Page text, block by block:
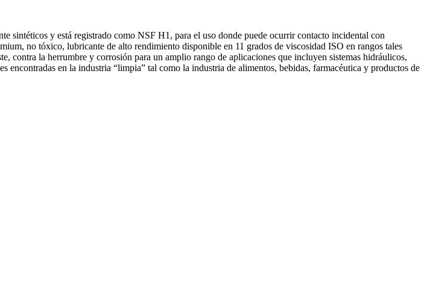
sintéticos y está registrado como NSF H1, para el uso donde puede ocurrir contacto incidental con
no tóxico, lubricante de alto rendimiento disponible en 11 grados de viscosidad ISO en rangos tales
contra la herrumbre y corrosión para un amplio rango de aplicaciones que incluyen sistemas hidráulicos,
encontradas en la industria “limpia” tal como la industria de alimentos, bebidas, farmacéutica y productos de